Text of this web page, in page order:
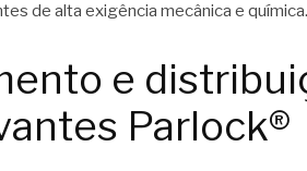
de alta exigência mecânica e química.
e
Parlock®